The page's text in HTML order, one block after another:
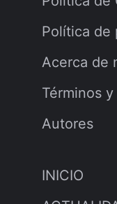
Política de
Acerca de
Términos
Autores
INICIO